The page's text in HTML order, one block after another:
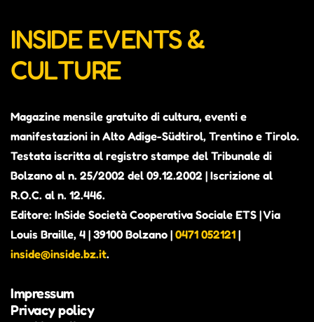
INSIDE EVENTS &
CULTURE
Magazine mensile gratuito di cultura, eventi e
manifestazioni in Alto Adige-Südtirol, Trentino e Tirolo.
Testata iscritta al registro stampe del Tribunale di
Bolzano al n. 25/2002 del 09.12.2002 | Iscrizione al
R.O.C. al n. 12.446.
Editore: InSide Società Cooperativa Sociale ETS | Via
Louis Braille, 4 | 39100 Bolzano | 0471 052121 |
inside@inside.bz.it.
Impressum
Privacy policy